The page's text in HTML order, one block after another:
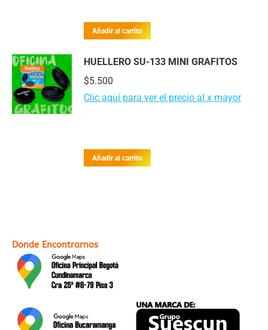
Añadir al carrito
HUELLERO SU-133 MINI GRAFITOS
$5.500
Clic aquí para ver el precio al x mayor
Añadir al carrito
Donde Encontrarnos